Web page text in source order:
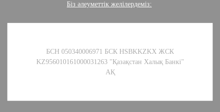
Біз әлеуметтік желілердеміз:
БСН 050340006971 БСК HSBKKZKX ЖСК
KZ956010161000031263 "Қазақстан Халық Банкі"
АҚ